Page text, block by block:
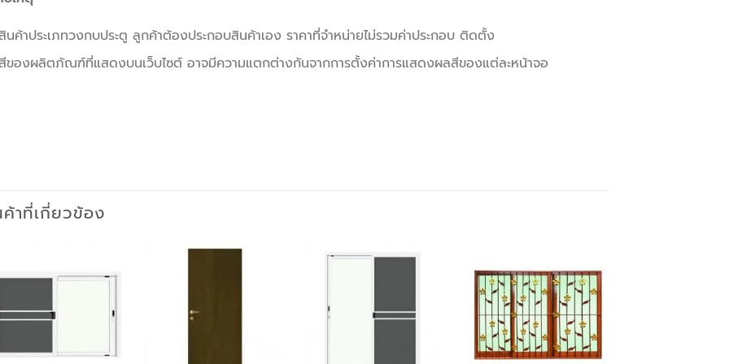
นค้าประเภทวงกบประตู ลูกค้าต้องประกอบสินค้าเอง ราคาที่จำหน่ายไม่รวมค่าประกอบ ติดตั้ง
ของผลิตภัณฑ์ที่แสดงบนเว็บไซต์ อาจมีความแตกต่างกันจากการตั้งค่าการแสดงผลสีของแต่ละหน้าจอ
าที่เกี่ยวข้อง